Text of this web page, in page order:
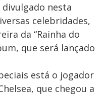
nesta
celebridades,
da “Rainha do
que será lançado
está o jogador
que chegou a